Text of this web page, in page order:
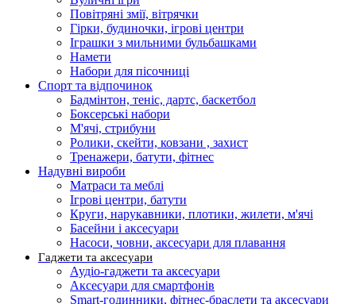
Повітряні змії, вітрячки
Гірки, будиночки, ігрові центри
Іграшки з мильними бульбашками
Намети
Набори для пісочниці
Спорт та відпочинок
Бадмінтон, теніс, дартс, баскетбол
Боксерські набори
М'ячі, стрибуни
Ролики, скейти, ковзани , захист
Тренажери, батути, фітнес
Надувні вироби
Матраси та меблі
Ігрові центри, батути
Круги, нарукавники, плотики, жилети, м'ячі
Басейни і аксесуари
Насоси, човни, аксесуари для плавання
Гаджети та аксесуари
Аудіо-гаджети та аксесуари
Аксесуари для смартфонів
Smart-годинники, фітнес-браслети та аксесуари